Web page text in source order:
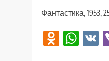
Фантастика, 1953,